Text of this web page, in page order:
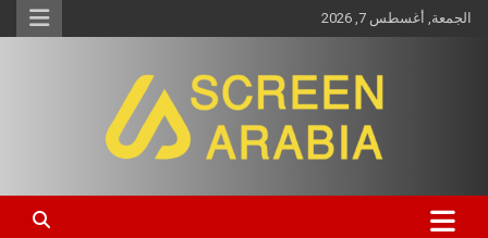
الجمعة, أغسطس 7, 2026
Screen Arabia